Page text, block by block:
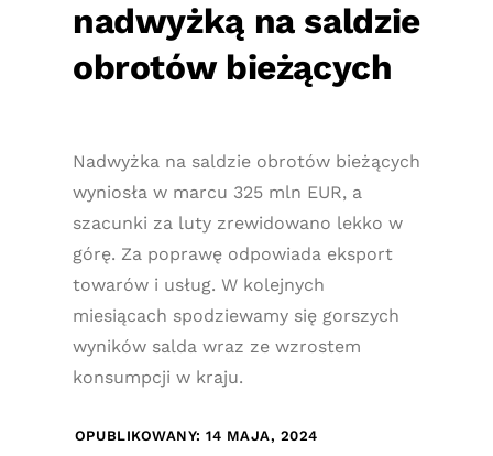
nadwyżką na saldzie
obrotów bieżących
Nadwyżka na saldzie obrotów bieżących
wyniosła w marcu 325 mln EUR, a
szacunki za luty zrewidowano lekko w
górę. Za poprawę odpowiada eksport
towarów i usług. W kolejnych
miesiącach spodziewamy się gorszych
wyników salda wraz ze wzrostem
konsumpcji w kraju.
OPUBLIKOWANY: 14 MAJA, 2024